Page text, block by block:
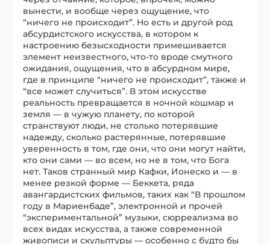
вынести, и вообще через ощущение, что
“ничего не происходит”. Но есть и другой род
абсурдистского искусства, в котором к
настроению безысходности примешивается
элемент неизвестного, что-то вроде смутного
ожидания, ощущения, что в абсурдном мире,
где в принципе “ничего не происходит”, также и
“все может случиться”. В этом искусстве
реальность превращается в ночной кошмар и
земля — в чужую планету, по которой
странствуют люди, не столько потерявшие
надежду, сколько растерянные, потерявшие
уверенность в том, где они, что они могут найти,
кто они сами — во всем, но не в том, что Бога
нет. Таков странный мир Кафки, Ионеско и — в
менее резкой форме — Беккета, ряда
авангардистских фильмов, таких как “В прошлом
году в Мариенбаде”, электронной и прочей
“экспериментальной” музыки, сюрреализма во
всех видах искусства, а также современной
живописи и скульптуры — особенно с будто бы